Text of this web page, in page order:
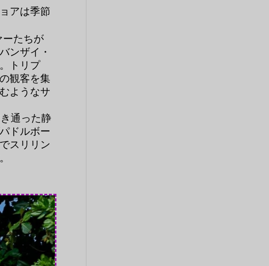
アは季節
たちが
ンザイ・
トリプ
観客を集
ようなサ
通った静
ドルボー
スリリン